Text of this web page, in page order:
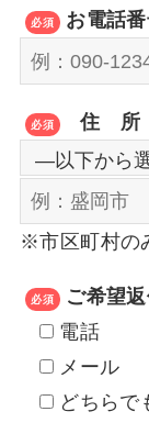
必須 お電話
必須 住 所
※市区町村の
必須 ご希望返
電話
メール
どちらで